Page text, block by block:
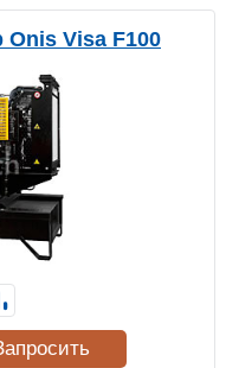
Visa F100